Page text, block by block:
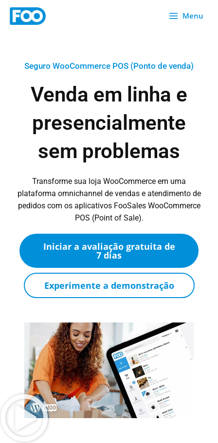
Saltar
Menu
Seguro WooCommerce POS (Ponto de venda)
Venda em linha e
presencialmente
sem problemas
Transforme sua loja WooCommerce em uma
plataforma omnichannel de vendas e atendimento de
pedidos com os aplicativos FooSales WooCommerce
POS (Point of Sale).
Iniciar a avaliação gratuita de
7 dias
Experimente a demonstração